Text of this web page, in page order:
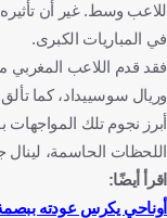
للاعب وسط. غير أن
في المباريات الكبرى.
فقد قدم اللاعب المغربي
وريال سوسييداد، كما
أبرز نجوم تلك
اللحظات الحاسمة،
اقرأ أيضًا:
أوناحي يكرس عودته ببصمة